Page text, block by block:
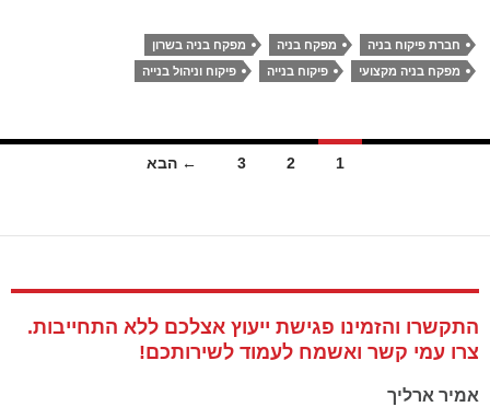
חברת פיקוח בניה מפקח בניה
מפקח בניה בשרון
מפקח בניה מקצועי
פיקוח בנייה פיקוח וניהול בנייה
הפוסטים
1
2
3 ← הבא
התקשרו והזמינו פגישת ייעוץ אצלכם ללא התחייבות.
צרו עמי קשר ואשמח לעמוד לשירותכם!
אמיר ארליך